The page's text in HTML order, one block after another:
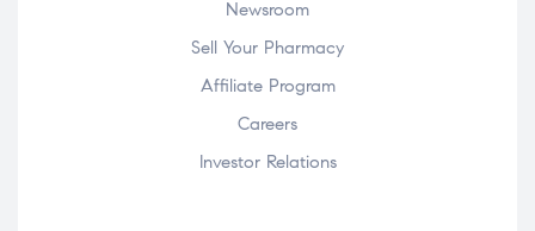
Newsroom
Sell Your Pharmacy
Affiliate Program
Careers
Investor Relations